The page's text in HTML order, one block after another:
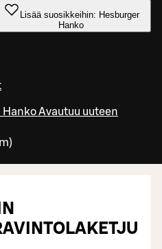
Lisää suosikkeihin: Hesburger
Hanko
HankoAvautuu uuteen
)